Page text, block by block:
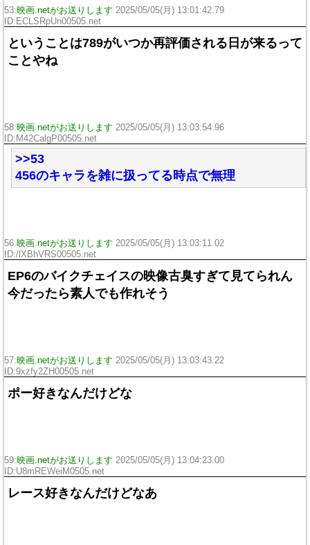
53:映画.netがお送りします 2025/05/05(月) 13:01:42.79
ID:ECLSRpUn00505.net
ということは789がいつか再評価される日が来るって
ことやね
58:映画.netがお送りします 2025/05/05(月) 13:03:54.96
ID:M42CalgP00505.net
>>53
456のキャラを雑に扱ってる時点で無理
56:映画.netがお送りします 2025/05/05(月) 13:03:11.02
ID:/lXBhVRS00505.net
EP6のバイクチェイスの映像古臭すぎて見てられん
今だったら素人でも作れそう
57:映画.netがお送りします 2025/05/05(月) 13:03:43.22
ID:9xzfy2ZH00505.net
ポー好きなんだけどな
59:映画.netがお送りします 2025/05/05(月) 13:04:23.00
ID:U8mREWeiM0505.net
レース好きなんだけどなあ